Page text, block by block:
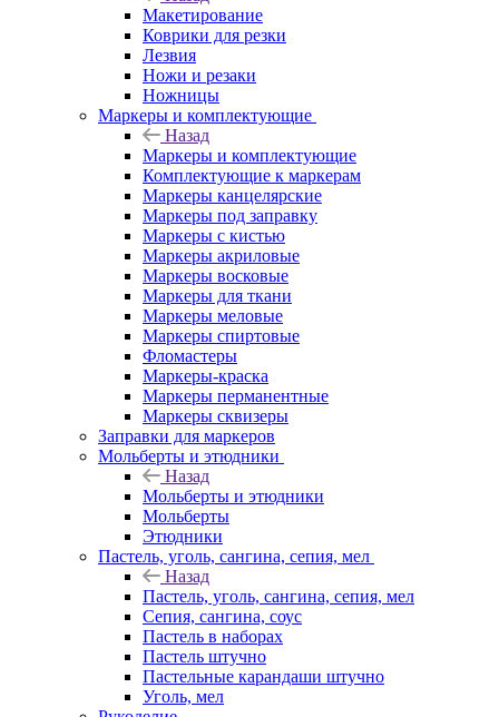
Макетирование
Коврики для резки
Лезвия
Ножи и резаки
Ножницы
Маркеры и комплектующие
Назад
Маркеры и комплектующие
Комплектующие к маркерам
Маркеры канцелярские
Маркеры под заправку
Маркеры с кистью
Маркеры акриловые
Маркеры восковые
Маркеры для ткани
Маркеры меловые
Маркеры спиртовые
Фломастеры
Маркеры-краска
Маркеры перманентные
Маркеры сквизеры
Заправки для маркеров
Мольберты и этюдники
Назад
Мольберты и этюдники
Мольберты
Этюдники
Пастель, уголь, сангина, сепия, мел
Назад
Пастель, уголь, сангина, сепия, мел
Сепия, сангина, соус
Пастель в наборах
Пастель штучно
Пастельные карандаши штучно
Уголь, мел